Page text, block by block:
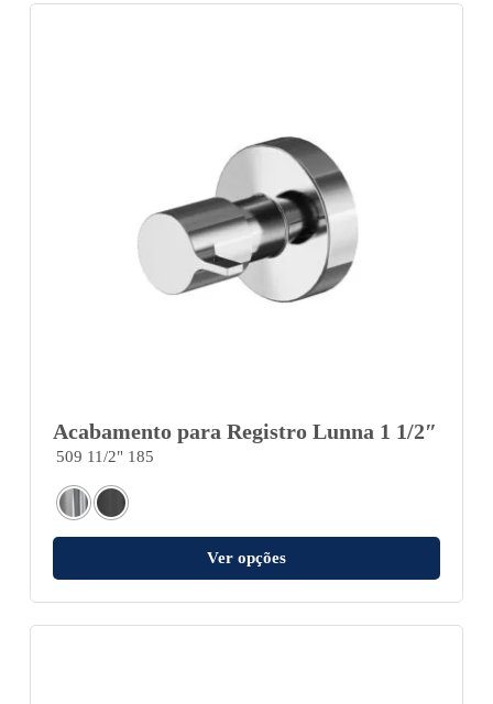
Acabamento para Registro Lunna 1 1/2″
509 11/2" 185
Ver opções